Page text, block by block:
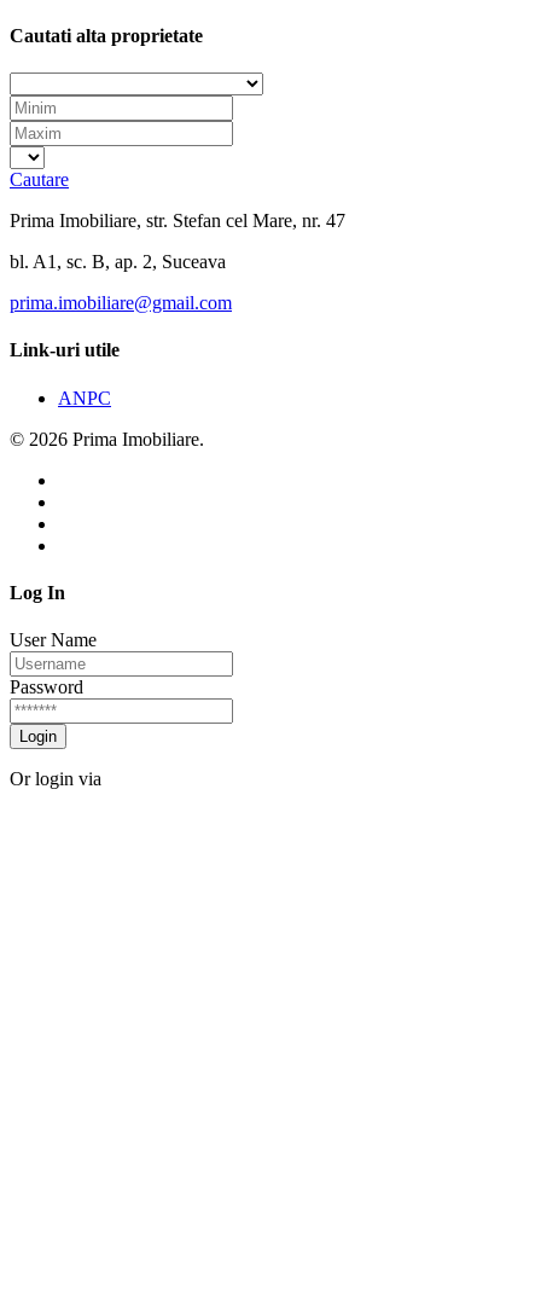
Cautati alta proprietate
Cautare
Prima Imobiliare, str. Stefan cel Mare, nr. 47
bl. A1, sc. B, ap. 2, Suceava
prima.imobiliare@gmail.com
Link-uri utile
ANPC
© 2026 Prima Imobiliare.
Log In
User Name
Password
Login
Or login via